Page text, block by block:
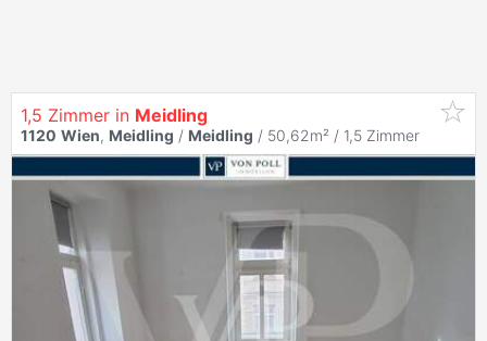
1,5 Zimmer in Meidling
1120 Wien, Meidling / Meidling / 50,62m² / 1,5 Zimmer